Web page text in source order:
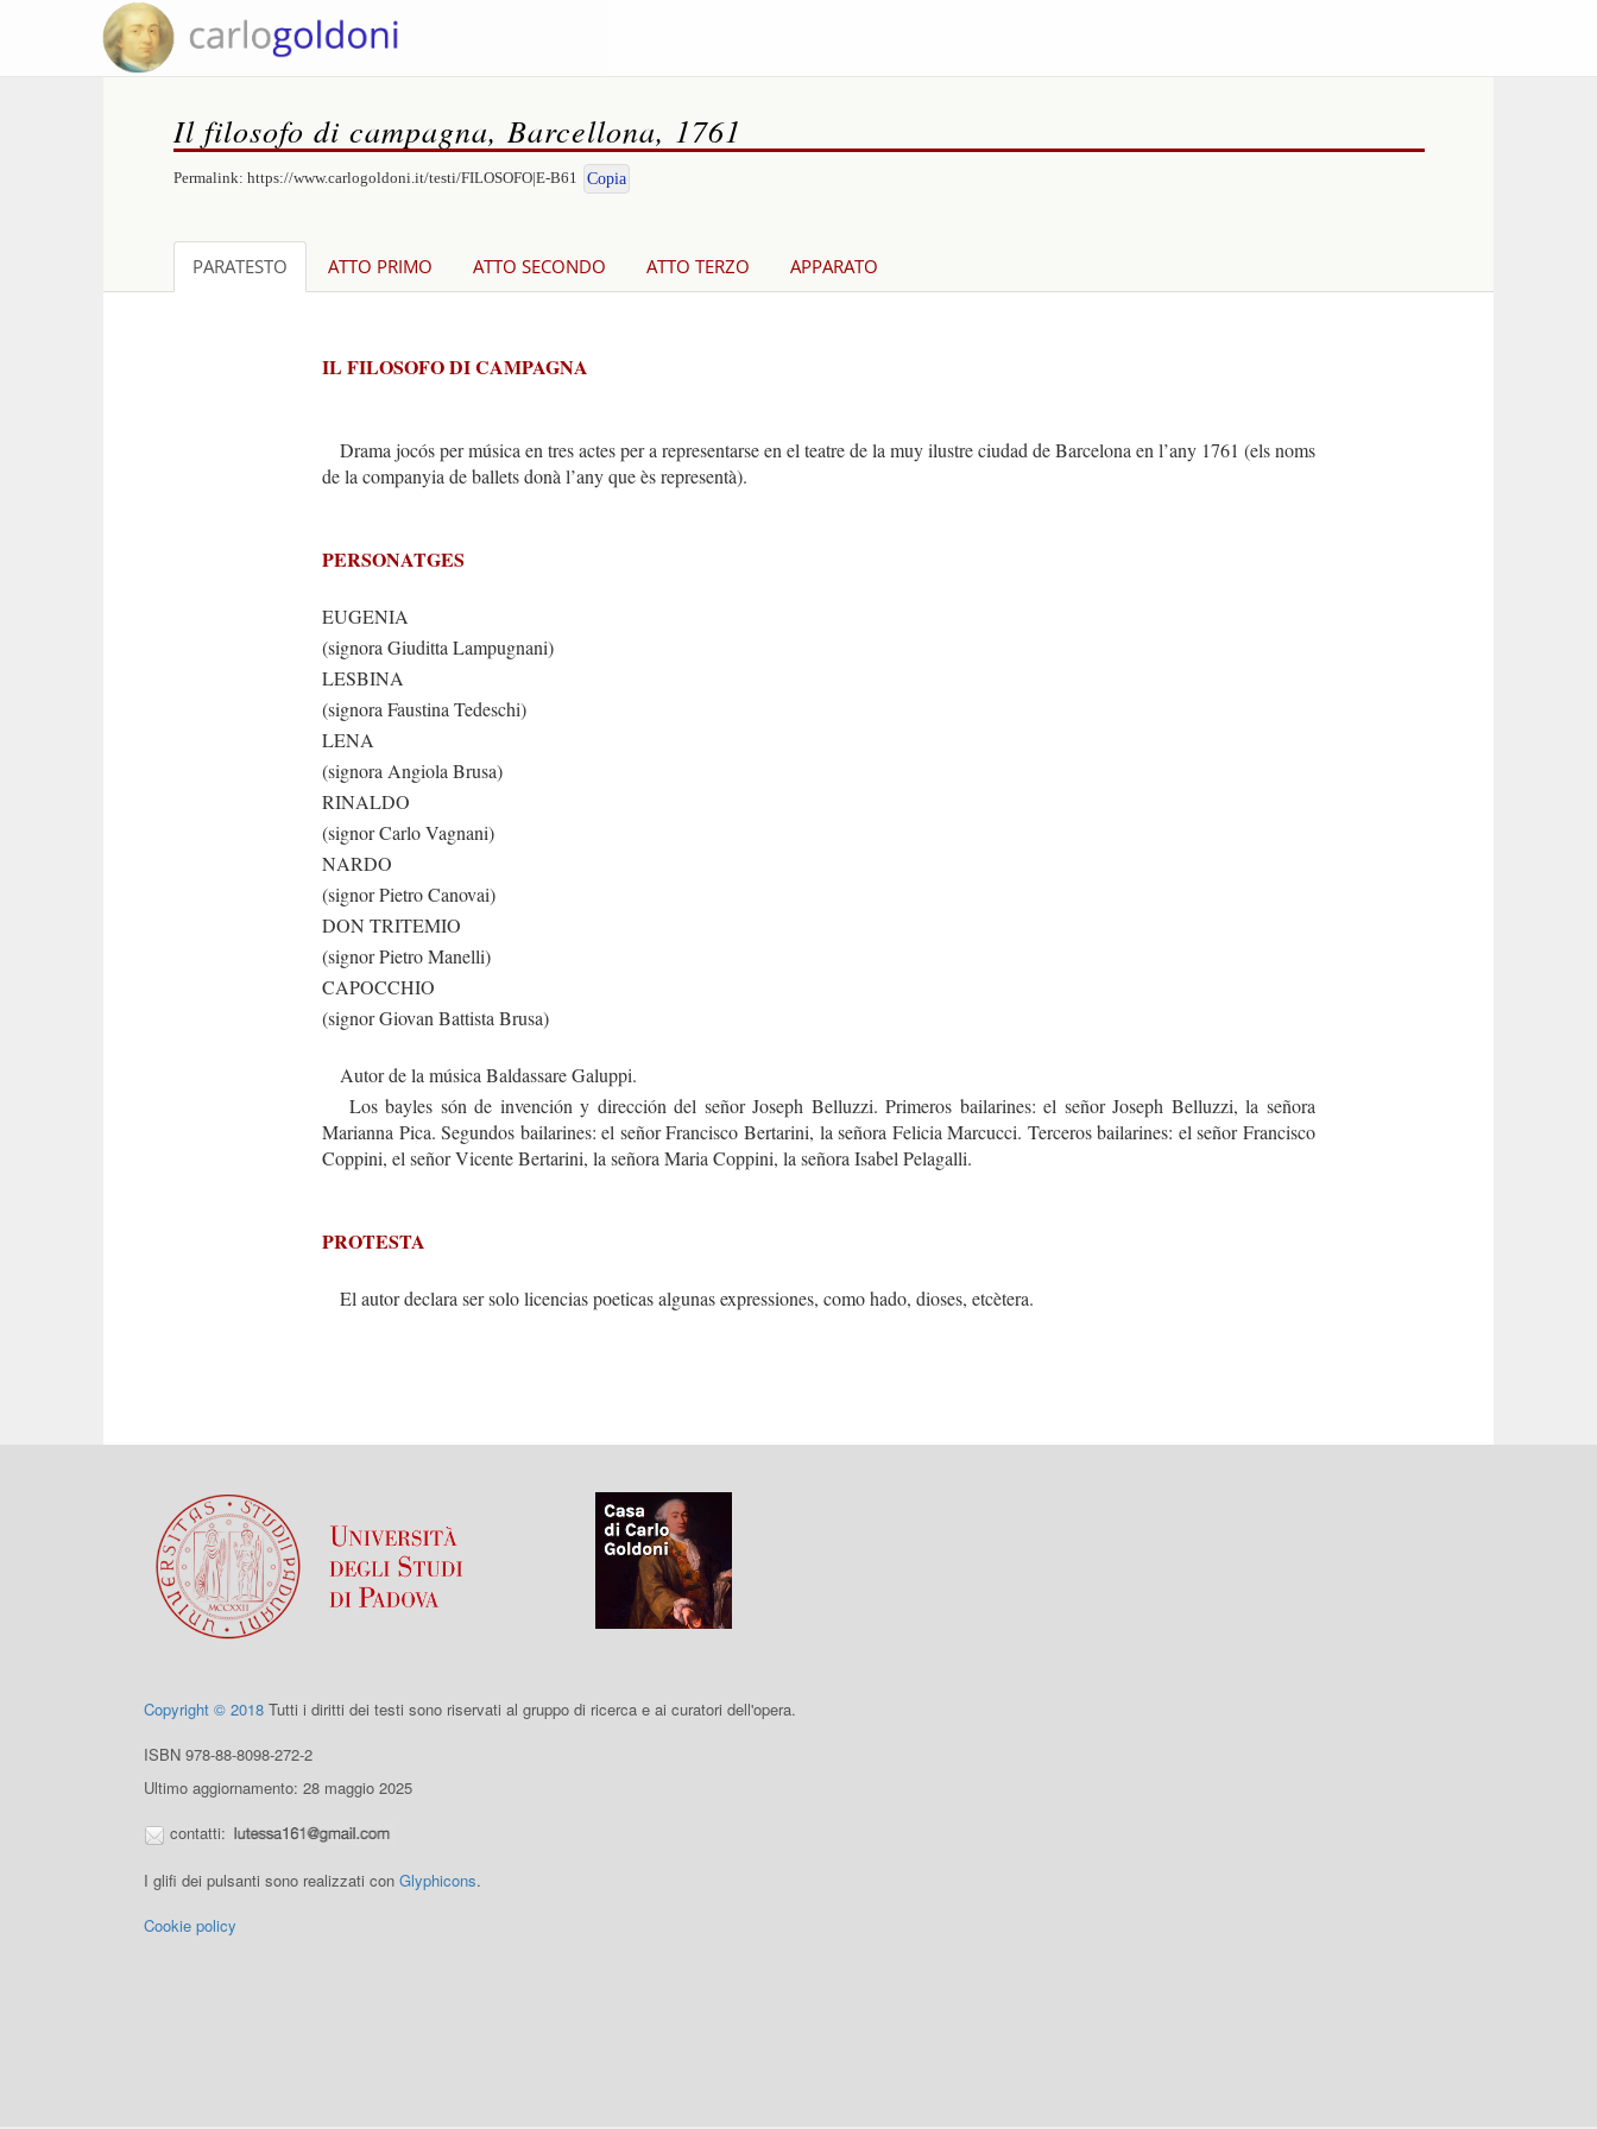
Il filosofo di campagna, Barcellona, 1761
Permalink: https://www.carlogoldoni.it/testi/FILOSOFO|E-B61 Copia
PARATESTO ATTO PRIMO ATTO SECONDO ATTO TERZO APPARATO
IL FILOSOFO DI CAMPAGNA
Drama jocós per música en tres actes per a representarse en el teatre de la muy ilustre ciudad de Barcelona en l’any 1761 (els noms
de la companyia de ballets donà l’any que ès representà).
PERSONATGES
EUGENIA
(signora Giuditta Lampugnani)
LESBINA
(signora Faustina Tedeschi)
LENA
(signora Angiola Brusa)
RINALDO
(signor Carlo Vagnani)
NARDO
(signor Pietro Canovai)
DON TRITEMIO
(signor Pietro Manelli)
CAPOCCHIO
(signor Giovan Battista Brusa)
Autor de la música Baldassare Galuppi.
Los bayles són de invención y dirección del señor Joseph Belluzzi. Primeros bailarines: el señor Joseph Belluzzi, la señora
Marianna Pica. Segundos bailarines: el señor Francisco Bertarini, la señora Felicia Marcucci. Terceros bailarines: el señor Francisco
Coppini, el señor Vicente Bertarini, la señora Maria Coppini, la señora Isabel Pelagalli.
PROTESTA
El autor declara ser solo licencias poeticas algunas expressiones, como hado, dioses, etcètera.
Copyright © 2018 Tutti i diritti dei testi sono riservati al gruppo di ricerca e ai curatori dell'opera.
ISBN 978-88-8098-272-2
Ultimo aggiornamento: 28 maggio 2025
contatti:
I glifi dei pulsanti sono realizzati con Glyphicons.
Cookie policy